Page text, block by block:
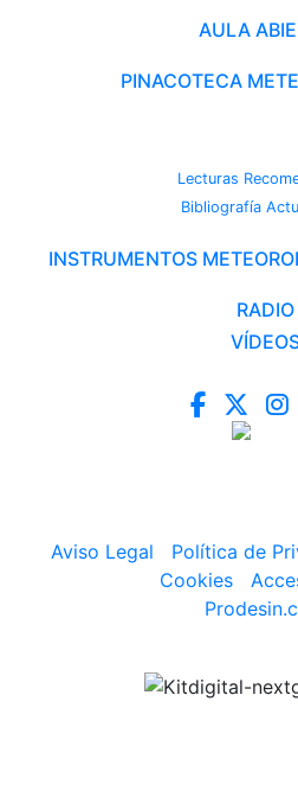
AULA
PINACOTECA
Lecturas
Bibliografía
INSTRUMENTOS
RADIO
Aviso Legal Política de
Cookies